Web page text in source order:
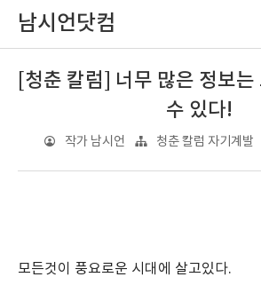
남시언닷컴
[청춘 칼럼] 너무 많은 정보는
수 있다!
작가 남시언 청춘 칼럼 자기계발
모든것이 풍요로운 시대에 살고있다.